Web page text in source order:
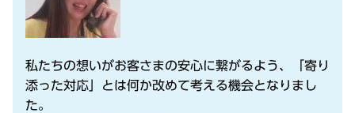
私たちの想いがお客さまの安心に繋がるよう、「寄り
添った対応」とは何か改めて考える機会となりまし
た。